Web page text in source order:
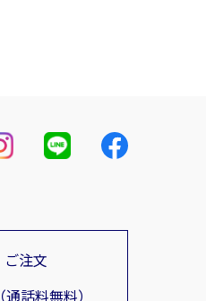
注文
（通話料無料）